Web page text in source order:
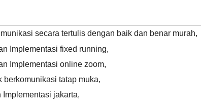
secara tertulis dengan baik dan benar murah,
Implementasi fixed running,
Implementasi online zoom,
berkomunikasi tatap muka,
jakarta,